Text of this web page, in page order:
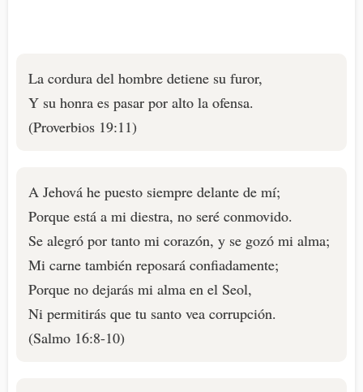
La cordura del hombre detiene su furor,
Y su honra es pasar por alto la ofensa.
(Proverbios 19:11)
A Jehová he puesto siempre delante de mí;
Porque está a mi diestra, no seré conmovido.
Se alegró por tanto mi corazón, y se gozó mi alma;
Mi carne también reposará confiadamente;
Porque no dejarás mi alma en el Seol,
Ni permitirás que tu santo vea corrupción.
(Salmo 16:8-10)